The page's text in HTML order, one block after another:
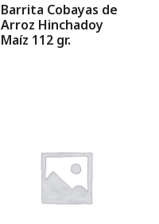
Barrita Cobayas de
Arroz Hinchadoy
Maíz 112 gr.